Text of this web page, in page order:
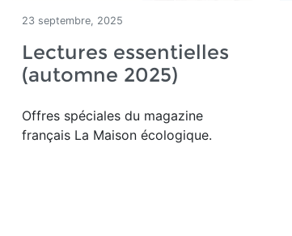
23 septembre, 2025
Lectures essentielles
(automne 2025)
Offres spéciales du magazine
français La Maison écologique.